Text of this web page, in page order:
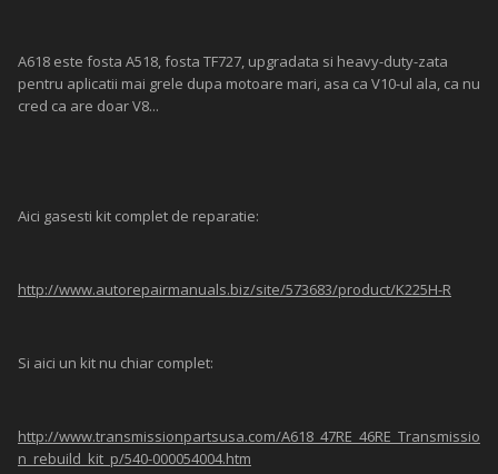
A618 este fosta A518, fosta TF727, upgradata si heavy-duty-zata
pentru aplicatii mai grele dupa motoare mari, asa ca V10-ul ala, ca nu
cred ca are doar V8...
Aici gasesti kit complet de reparatie:
http://www.autorepairmanuals.biz/site/573683/product/K225H-R
Si aici un kit nu chiar complet:
http://www.transmissionpartsusa.com/A618_47RE_46RE_Transmissio
n_rebuild_kit_p/540-000054004.htm